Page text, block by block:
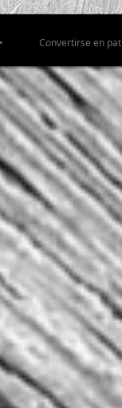
• Convertirse en